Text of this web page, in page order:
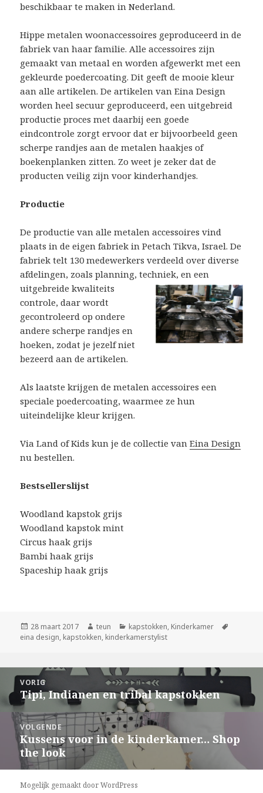
beschikbaar te maken in Nederland.
Hippe metalen woonaccessoires geproduceerd in de
fabriek van haar familie. Alle accessoires zijn
gemaakt van metaal en worden afgewerkt met een
gekleurde poedercoating. Dit geeft de mooie kleur
aan alle artikelen. De artikelen van Eina Design
worden heel secuur geproduceerd, een uitgebreid
productie proces met daarbij een goede
eindcontrole zorgt ervoor dat er bijvoorbeeld geen
scherpe randjes aan de metalen haakjes of
boekenplanken zitten. Zo weet je zeker dat de
producten veilig zijn voor kinderhandjes.
Productie
De productie van alle metalen accessoires vind
plaats in de eigen fabriek in Petach Tikva, Israel. De
fabriek telt 130 medewerkers verdeeld over diverse
afdelingen, zoals planning, techniek, en een
uitgebreide kwaliteits
controle, daar wordt
gecontroleerd op ondere
andere scherpe randjes en
hoeken, zodat je jezelf niet
bezeerd aan de artikelen.
Als laatste krijgen de metalen accessoires een
speciale poedercoating, waarmee ze hun
uiteindelijke kleur krijgen.
Via Land of Kids kun je de collectie vanEina Design
nu bestellen.
Bestsellerslijst
Woodland kapstok grijs
Woodland kapstok mint
Circus haak grijs
Bambi haak grijs
Spaceship haak grijs
Geplaatst
op
28 maart 2017 Auteur
teun Categorieën
kapstokken, Kinderkamer
eina design, kapstokken, kinderkamerstylist
Berichtnavigatie
VORIG
Vorig
bericht:
Tipi, Indianen en tribal kapstokken
VOLGENDE
Volgend
bericht:
Kussens voor in de kinderkamer… Shop
the look
Mogelijk gemaakt door WordPress